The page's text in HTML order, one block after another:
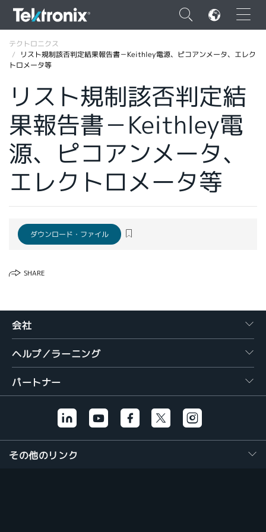
×
ENGLISH
FRANÇAIS
DEUTSCH
VIỆT NAM
简体中文
日本語
繁體中文
テクトロニクス
リスト規制該否判定結果報告書－Keithley電源、ピコアンメータ、エレク
トロメータ等
リスト規制該否判定結
果報告書－Keithley電
源、ピコアンメータ、
エレクトロメータ等
ダウンロード・ファイル
SHARE
会社
ヘルプ／ラーニング
パートナー
その他のリンク